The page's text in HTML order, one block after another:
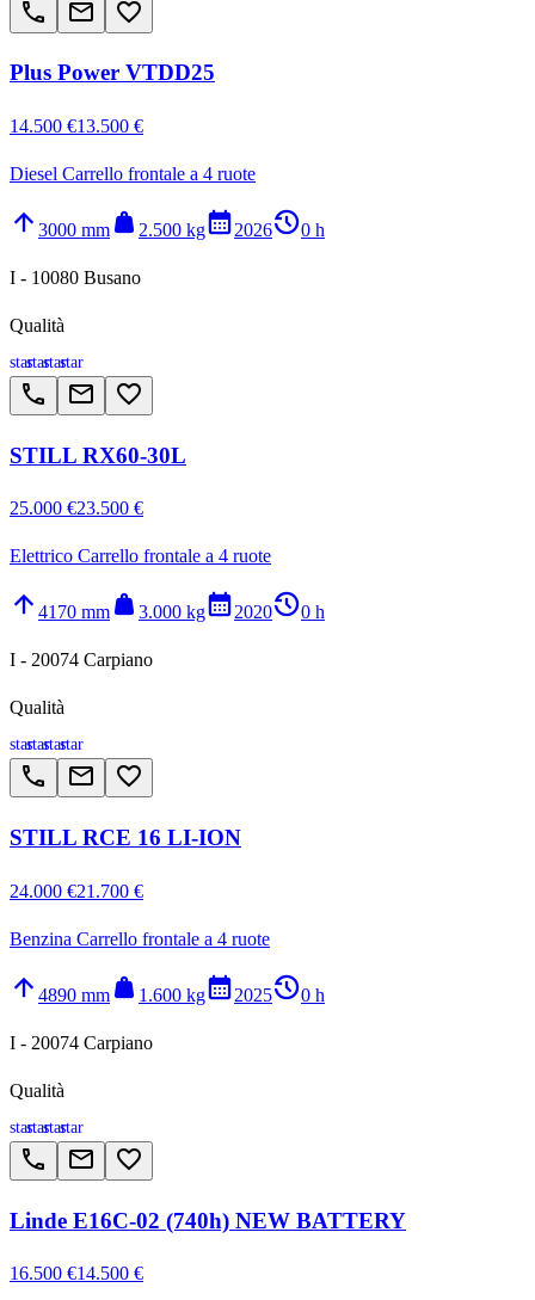
call email favorite_border
Plus Power VTDD25
14.500 €13.500 €
Diesel Carrello frontale a 4 ruote
arrow_upward 3000 mm weight 2.500 kgcalendar_month2026history_20 h
I - 10080 Busano
Qualità
starstarstarstar
call email favorite_border
STILL RX60-30L
25.000 €23.500 €
Elettrico Carrello frontale a 4 ruote
arrow_upward 4170 mm weight 3.000 kgcalendar_month2020history_20 h
I - 20074 Carpiano
Qualità
starstarstarstar
call email favorite_border
STILL RCE 16 LI-ION
24.000 €21.700 €
Benzina Carrello frontale a 4 ruote
arrow_upward 4890 mm weight 1.600 kgcalendar_month2025history_20 h
I - 20074 Carpiano
Qualità
starstarstarstar
call email favorite_border
Linde E16C-02 (740h) NEW BATTERY
16.500 €14.500 €